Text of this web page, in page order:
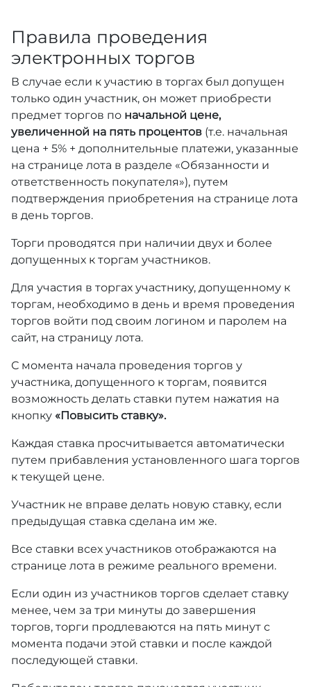
Правила проведения
электронных торгов
В случае если к участию в торгах был допущен
только один участник, он может приобрести
предмет торгов по начальной цене,
увеличенной на пять процентов (т.е. начальная
цена + 5% + дополнительные платежи, указанные
на странице лота в разделе «Обязанности и
ответственность покупателя»), путем
подтверждения приобретения на странице лота
в день торгов.
Торги проводятся при наличии двух и более
допущенных к торгам участников.
Для участия в торгах участнику, допущенному к
торгам, необходимо в день и время проведения
торгов войти под своим логином и паролем на
сайт, на страницу лота.
С момента начала проведения торгов у
участника, допущенного к торгам, появится
возможность делать ставки путем нажатия на
кнопку «Повысить ставку».
Каждая ставка просчитывается автоматически
путем прибавления установленного шага торгов
к текущей цене.
Участник не вправе делать новую ставку, если
предыдущая ставка сделана им же.
Все ставки всех участников отображаются на
странице лота в режиме реального времени.
Если один из участников торгов сделает ставку
менее, чем за три минуты до завершения
торгов, торги продлеваются на пять минут с
момента подачи этой ставки и после каждой
последующей ставки.